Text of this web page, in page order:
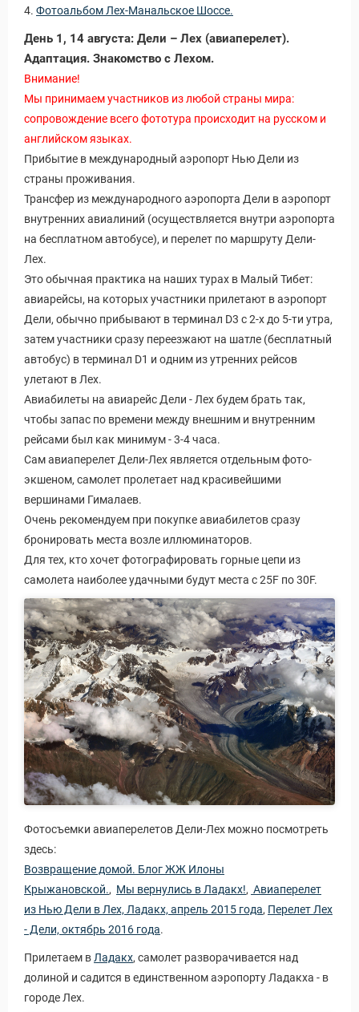
4. Фотоальбом Лех-Манальское Шоссе.
День 1, 14 августа: Дели – Лех (авиаперелет).
Адаптация. Знакомство с Лехом.
Внимание!
Мы принимаем участников из любой страны мира:
сопровождение всего фототура происходит на русском и
английском языках.
Прибытие в международный аэропорт Нью Дели из
страны проживания.
Трансфер из международного аэропорта Дели в аэропорт
внутренних авиалиний (осуществляется внутри аэропорта
на бесплатном автобусе), и перелет по маршруту Дели-
Лех.
Это обычная практика на наших турах в Малый Тибет:
авиарейсы, на которых участники прилетают в аэропорт
Дели, обычно прибывают в терминал D3 с 2-х до 5-ти утра,
затем участники сразу переезжают на шатле (бесплатный
автобус) в терминал D1 и одним из утренних рейсов
улетают в Лех.
Авиабилеты на авиарейс Дели - Лех будем брать так,
чтобы запас по времени между внешним и внутренним
рейсами был как минимум - 3-4 часа.
Сам авиаперелет Дели-Лех является отдельным фото-
экшеном, самолет пролетает над красивейшими
вершинами Гималаев.
Очень рекомендуем при покупке авиабилетов сразу
бронировать места возле иллюминаторов.
Для тех, кто хочет фотографировать горные цепи из
самолета наиболее удачными будут места с 25F по 30F.
Фотосъемки авиаперелетов Дели-Лех можно посмотреть
здесь:
Возвращение домой. Блог ЖЖ Илоны
Крыжановской., Мы вернулись в Ладакх!, Авиаперелет
из Нью Дели в Лех, Ладакх, апрель 2015 года, Перелет Лех
- Дели, октябрь 2016 года.
Прилетаем в Ладакх, самолет разворачивается над
долиной и садится в единственном аэропорту Ладакха - в
городе Лех.